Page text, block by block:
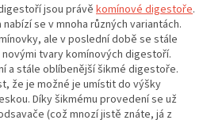
jsou právě komínové digestoře.
se v mnoha různých variantách.
ale v poslední době se stále
tvary komínových digestoří.
a stále oblíbenější šikmé digestoře.
že je možné je umístit do výšky
Díky šikmému provedení se už
(což mnozí jistě znáte, já z